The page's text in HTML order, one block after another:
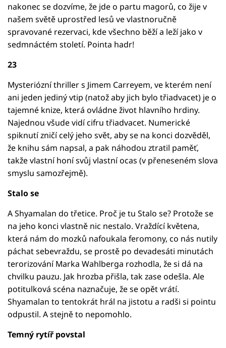
nakonec se dozvíme, že jde o partu magorů, co žije v
našem světě uprostřed lesů ve vlastnoručně
spravované rezervaci, kde všechno běží a leží jako v
sedmnáctém století. Pointa hadr!
23
Mysteriózní thriller s Jimem Carreyem, ve kterém není
ani jeden jediný vtip (natož aby jich bylo třiadvacet) je o
tajemné knize, která ovládne život hlavního hrdiny.
Najednou všude vidí cifru třiadvacet. Numerické
spiknutí zničí celý jeho svět, aby se na konci dozvěděl,
že knihu sám napsal, a pak náhodou ztratil paměť,
takže vlastní honí svůj vlastní ocas (v přeneseném slova
smyslu samozřejmě).
Stalo se
A Shyamalan do třetice. Proč je tu Stalo se? Protože se
na jeho konci vlastně nic nestalo. Vraždící květena,
která nám do mozků nafoukala feromony, co nás nutily
páchat sebevraždu, se prostě po devadesáti minutách
terorizování Marka Wahlberga rozhodla, že si dá na
chvilku pauzu. Jak hrozba přišla, tak zase odešla. Ale
potitulková scéna naznačuje, že se opět vrátí.
Shyamalan to tentokrát hrál na jistotu a radši si pointu
odpustil. A stejně to nepomohlo.
Temný rytíř povstal